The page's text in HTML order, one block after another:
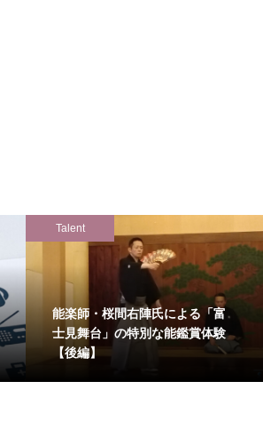
Talent
能楽師・桜間右陣氏による「富
士見舞台」の特別な能鑑賞体験
【後編】